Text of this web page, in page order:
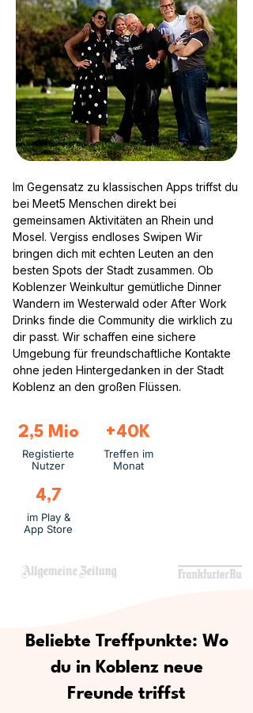
Im Gegensatz zu klassischen Apps triffst du
bei Meet5 Menschen direkt bei
gemeinsamen Aktivitäten an Rhein und
Mosel. Vergiss endloses Swipen Wir
bringen dich mit echten Leuten an den
besten Spots der Stadt zusammen. Ob
Koblenzer Weinkultur gemütliche Dinner
Wandern im Westerwald oder After Work
Drinks finde die Community die wirklich zu
dir passt. Wir schaffen eine sichere
Umgebung für freundschaftliche Kontakte
ohne jeden Hintergedanken in der Stadt
Koblenz an den großen Flüssen.
2,5 Mio
Registierte
Nutzer
+40K
Treffen im
Monat
4,7
im Play &
App Store
Beliebte Treffpunkte: Wo
du in Koblenz neue
Freunde triffst